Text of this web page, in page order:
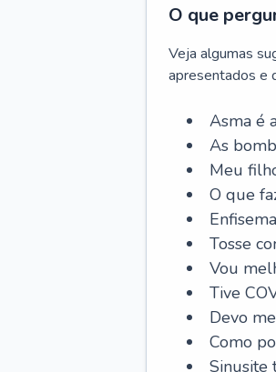
O que
Veja algumas
apresentados e
Asma é
As
Meu
O que
Tosse
Vou
Tive
Devo
Como
Sinusite